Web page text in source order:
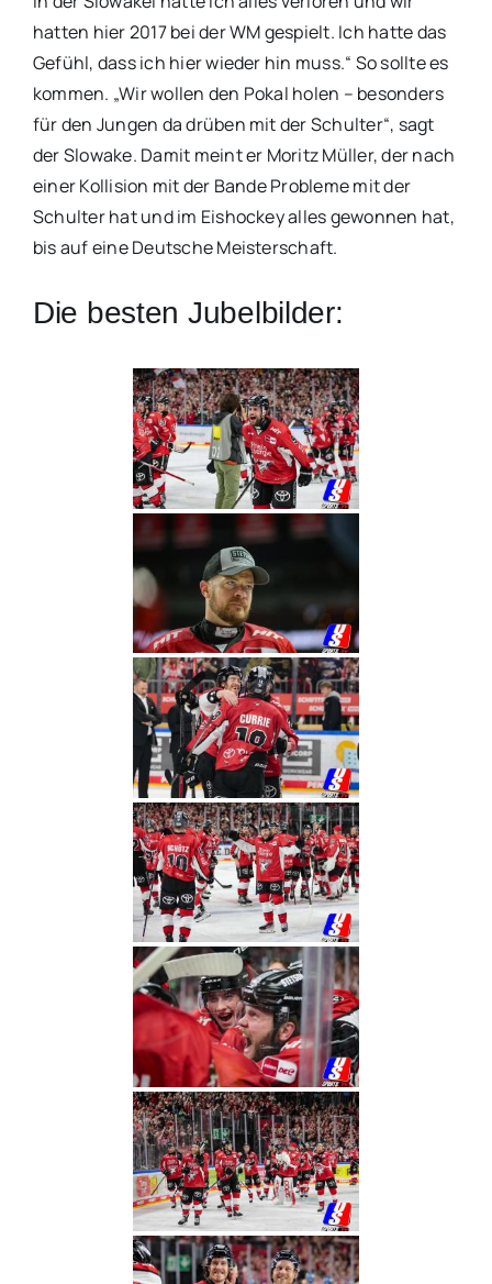
hatten hier 2017 bei der WM gespielt. Ich hatte das
Gefühl, dass ich hier wieder hin muss.“ So sollte es
kommen. „Wir wollen den Pokal holen – besonders
für den Jungen da drüben mit der Schulter“, sagt
der Slowake. Damit meint er Moritz Müller, der nach
einer Kollision mit der Bande Probleme mit der
Schulter hat und im Eishockey alles gewonnen hat,
bis auf eine Deutsche Meisterschaft.
Die besten Jubelbilder: